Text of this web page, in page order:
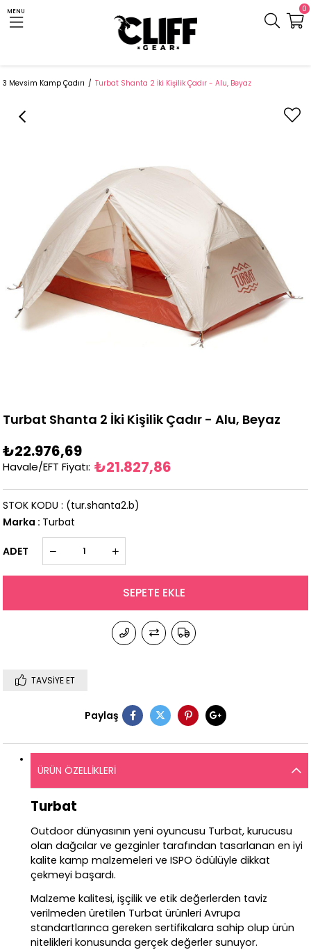
MENU 0
3 Mevsim Kamp Çadırı Turbat Shanta 2 İki Kişilik Çadır - Alu, Beyaz
Turbat Shanta 2 İki Kişilik Çadır - Alu, Beyaz
₺22.976,69
Havale/EFT Fiyatı: ₺21.827,86
(tur.shanta2.b)
STOK KODU
Marka : Turbat
ADET
TAVSIYE ET
Paylaş
ÜRÜN ÖZELLIKLERI
Turbat
Outdoor dünyasının yeni oyuncusu Turbat, kurucusu
olan dağcılar ve gezginler tarafından tasarlanan en iyi
kalite kamp malzemeleri ve ISPO ödülüyle dikkat
çekmeyi başardı.
Malzeme kalitesi, işçilik ve etik değerlerden taviz
verilmeden üretilen Turbat ürünleri Avrupa
standartlarınca gereken sertifikalara sahip olup ürün
nitelikleri konusunda gerçek değerler sunuyor.